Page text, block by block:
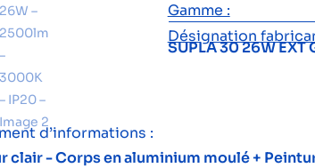
Gamme :
Désignation
SUPLA 30 26W EXT
d’informations :
clair - Corps en aluminium moulé +